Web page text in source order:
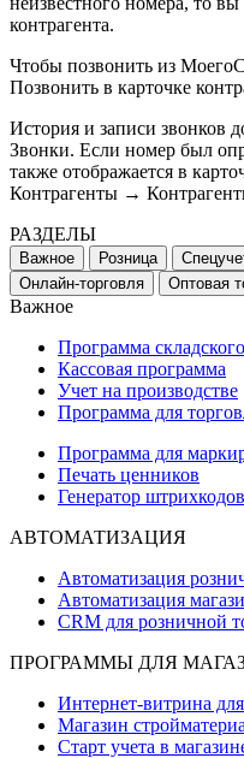
контрагента.
Чтобы позвонить из
Позвонить в карточке
История и записи звонков
Звонки. Если номер был
также отображается в
Контрагенты →
РАЗДЕЛЫ
Важное Розница
Онлайн-торговля
Оптовая
Важное
Программа
Кассовая программа
Учет на производстве
Программа для
Программа для
Печать ценников
Генератор штрихкодов
АВТОМАТИЗАЦИЯ
Автоматизация
Автоматизация
CRM для розничной
ПРОГРАММЫ ДЛЯ
Интернет-витрина
Магазин
Старт учета в